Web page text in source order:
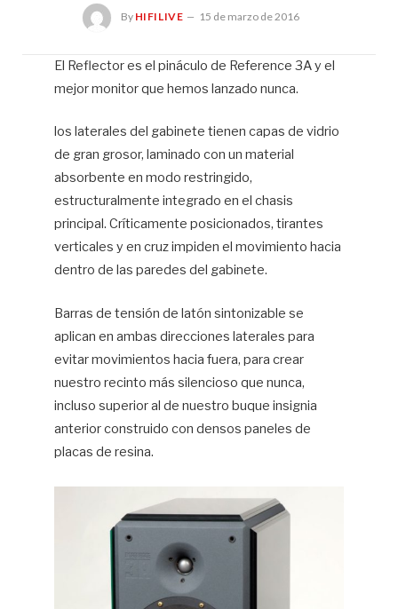
By HIFILIVE 15 de marzo de 2016
El Reflector es el pináculo de Reference 3A y el
mejor monitor que hemos lanzado nunca.
los laterales del gabinete tienen capas de vidrio
de gran grosor, laminado con un material
absorbente en modo restringido,
estructuralmente integrado en el chasis
principal. Críticamente posicionados, tirantes
verticales y en cruz impiden el movimiento hacia
dentro de las paredes del gabinete.
Barras de tensión de latón sintonizable se
aplican en ambas direcciones laterales para
evitar movimientos hacia fuera, para crear
nuestro recinto más silencioso que nunca,
incluso superior al de nuestro buque insignia
anterior construido con densos paneles de
placas de resina.